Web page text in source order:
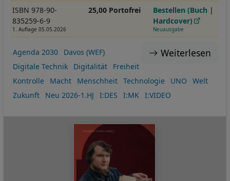
ISBN 978-90-
835259-6-9
1. Auflage 05.05.2026
25,00 Portofrei
Bestellen (Buch |
Hardcover)
Neuausgabe
Weiterlesen
Agenda 2030
Davos (WEF)
Digitale Technik
Digitalität
Freiheit
Kontrolle
Macht Menschheit Technologie UNO
Welt
Zukunft
Neu 2026-1.HJ I:DES I:MK I:VIDEO